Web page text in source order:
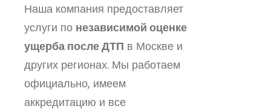
Наша компания предоставляет
услуги по независимой оценке
ущерба после ДТП в Москве и
других регионах. Мы работаем
официально, имеем
аккредитацию и все